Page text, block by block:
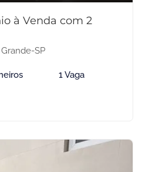
à Venda com 2
SP
1 Vaga